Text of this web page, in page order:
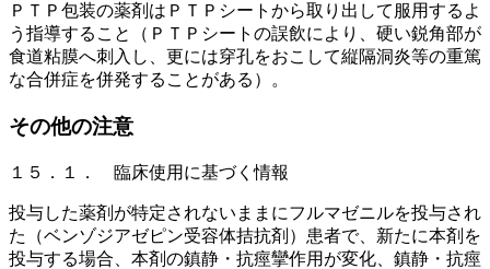
ＰＴＰ包装の薬剤はＰＴＰシートから取り出して服用するよ
う指導すること（ＰＴＰシートの誤飲により、硬い鋭角部が
食道粘膜へ刺入し、更には穿孔をおこして縦隔洞炎等の重篤
な合併症を併発することがある）。
その他の注意
１５．１． 臨床使用に基づく情報
投与した薬剤が特定されないままにフルマゼニルを投与され
た（ベンゾジアゼピン受容体拮抗剤）患者で、新たに本剤を
投与する場合、本剤の鎮静・抗痙攣作用が変化、鎮静・抗痙